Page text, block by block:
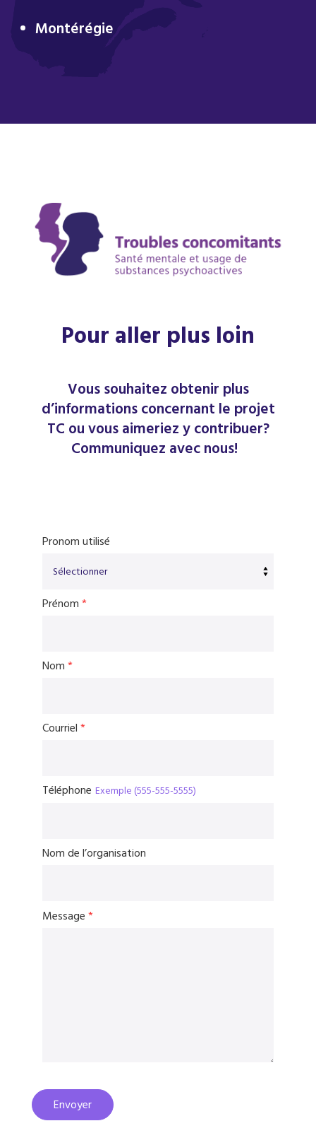
Montérégie
Pour aller plus loin
Vous souhaitez obtenir plus
d’informations concernant le projet
TC ou vous aimeriez y contribuer?
Communiquez avec nous!
Pronom utilisé
Prénom *
Nom *
Courriel *
Téléphone Exemple (555-555-5555)
Nom de l’organisation
Message *
Envoyer